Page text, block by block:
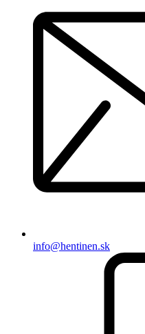
info@hentinen.sk